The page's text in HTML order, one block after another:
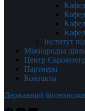
Інститут
Міжнародна
Центр
Партнери
Контакти
Державний